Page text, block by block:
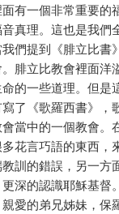
有一個非常重要的
音真理。這也是我們
們提到《腓立比書
腓立比教會裡面洋
的一些道理。但是
了《歌羅西書》，
當中的一個教會。
花言巧語的東西，
訓的錯誤，另一方
深的認識耶穌基督
愛的弟兄姊妹，保